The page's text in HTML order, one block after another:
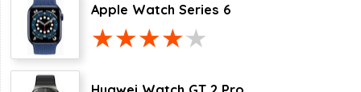
Apple Watch Series 6